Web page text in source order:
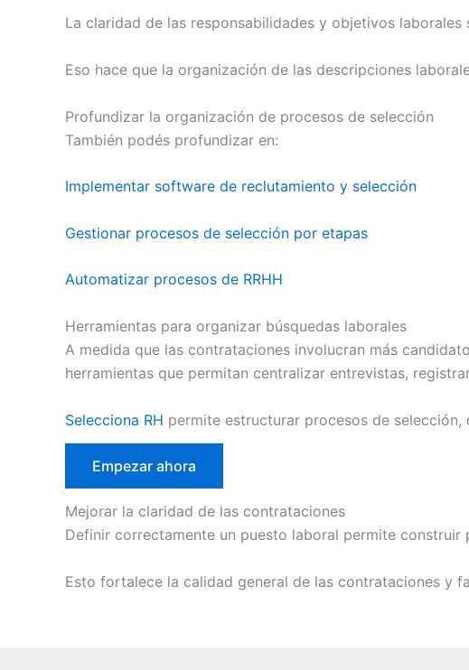
La claridad de las responsabilidades y objetivos
Eso hace que la organización de las descripciones
Profundizar la organización de procesos de selección
También podés profundizar en:
Implementar software de reclutamiento y selección
Gestionar procesos de selección por etapas
Automatizar procesos de RRHH
Herramientas para organizar búsquedas laborales
A medida que las contrataciones involucran más
herramientas que permitan centralizar entrevistas,
Selecciona RH permite estructurar procesos de
Empezar ahora
Mejorar la claridad de las contrataciones
Definir correctamente un puesto laboral permite
Esto fortalece la calidad general de las contrataciones y